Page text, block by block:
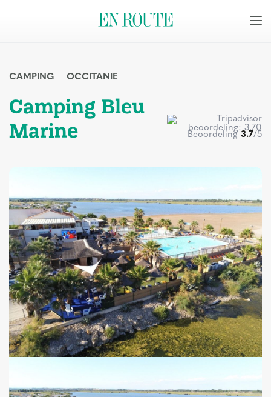
CAMPING OCCITANIE
Camping Bleu
Marine
Beoordeling 3.7/5